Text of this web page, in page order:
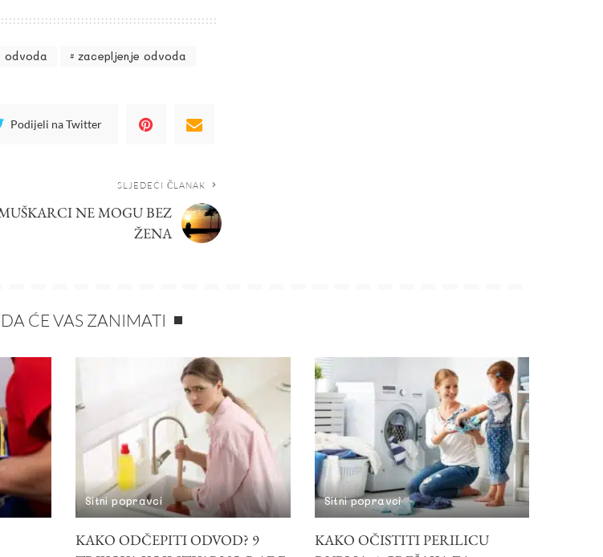
odvoda zacepljenje odvoda
Podijeli na Twitter
SLJEDEĆI ČLANAK
NE MOGU BEZ
ŽENA
ĆE VAS ZANIMATI
Sitni popravci
KAKO ODČEPITI ODVOD? 9
Sitni popravci
KAKO OČISTITI PERILICU